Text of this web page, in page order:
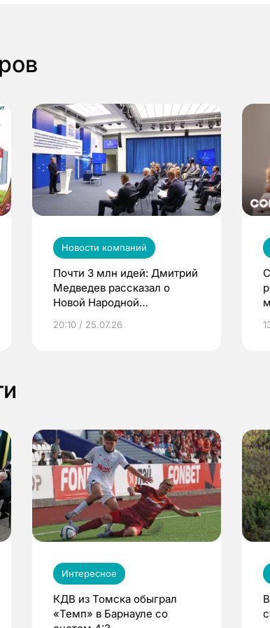
Новости компаний
Почти 3 млн идей: Дмитрий
Медведев рассказал о
Новой Народной
20:10 / 25.07.26
Интересное
КДВ из Томска обыграл
«Темп» в Барнауле со